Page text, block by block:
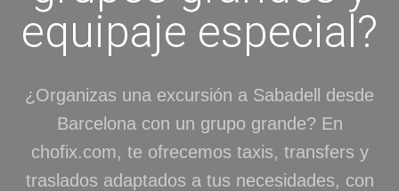
equipaje especial?
¿Organizas una excursión a Sabadell desde
Barcelona con un grupo grande? En
chofix.com, te ofrecemos taxis, transfers y
traslados adaptados a tus necesidades, con